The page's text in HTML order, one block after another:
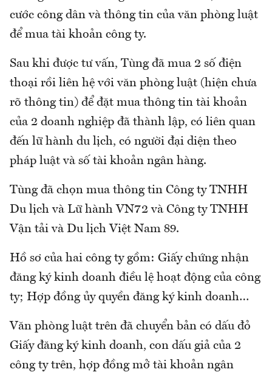
cước công dân và thông tin của văn phòng luật
để mua tài khoản công ty.
Sau khi được tư vấn, Tùng đã mua 2 số điện
thoại rồi liên hệ với văn phòng luật (hiện chưa
rõ thông tin) để đặt mua thông tin tài khoản
của 2 doanh nghiệp đã thành lập, có liên quan
đến lữ hành du lịch, có người đại diện theo
pháp luật và số tài khoản ngân hàng.
Tùng đã chọn mua thông tin Công ty TNHH
Du lịch và Lữ hành VN72 và Công ty TNHH
Vận tải và Du lịch Việt Nam 89.
Hồ sơ của hai công ty gồm: Giấy chứng nhận
đăng ký kinh doanh điều lệ hoạt động của công
ty; Hợp đồng ủy quyền đăng ký kinh doanh…
Văn phòng luật trên đã chuyển bản có dấu đỏ
Giấy đăng ký kinh doanh, con dấu giả của 2
công ty trên, hợp đồng mở tài khoản ngân